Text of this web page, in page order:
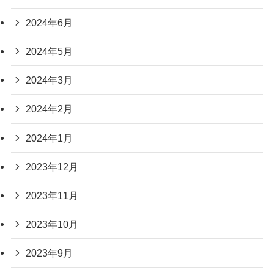
2024年6月
2024年5月
2024年3月
2024年2月
2024年1月
2023年12月
2023年11月
2023年10月
2023年9月